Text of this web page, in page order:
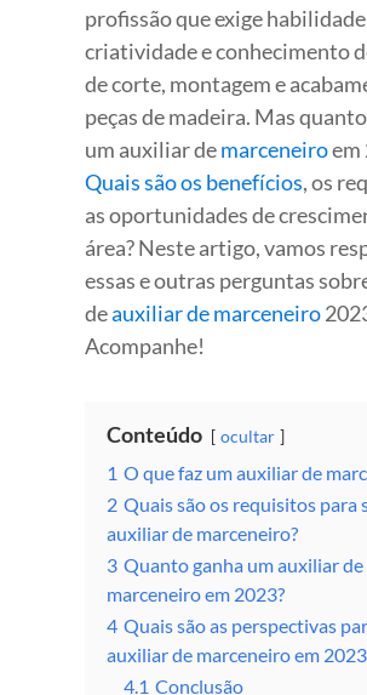
profissão que exige
criatividade e conhecimento
de corte, montagem e
peças de madeira. Mas
um auxiliar demarceneiroem
Quais são os benefícios, os
as oportunidades de
área? Neste artigo, vamos
essas e outras perguntas
deauxiliar de marceneiro
Acompanhe!
Conteúdo ocultar
1 O que faz um auxiliar de
2 Quais são os requisitos para
auxiliar de marceneiro?
3 Quanto ganha um auxiliar de
marceneiro em 2023?
4 Quais são as perspectivas
auxiliar de marceneiro em
4.1 Conclusão